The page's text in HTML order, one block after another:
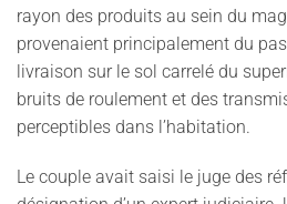
rayon des produits au sein du
provenaient principalement du
livraison sur le sol carrelé du
bruits de roulement et des
perceptibles dans l’habitation.
Le couple avait saisi le juge des